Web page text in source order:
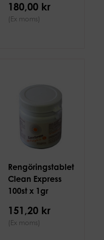
180,00 kr
(Ex moms)
Rengöringstabletter
Clean Express
100st x 1gr
151,20 kr
(Ex moms)